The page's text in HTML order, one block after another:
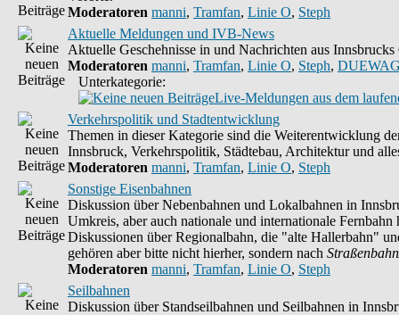
Moderatoren manni, Tramfan, Linie O, Steph
Aktuelle Meldungen und IVB-News
Aktuelle Geschehnisse in und Nachrichten aus
Moderatoren manni, Tramfan, Linie O, Steph,
Unterkategorie:
Live-Meldungen aus dem
Verkehrspolitik und Stadtentwicklung
Themen in dieser Kategorie sind die Weiterentwicklung
Innsbruck, Verkehrspolitik, Städtebau, Architektur und
Moderatoren manni, Tramfan, Linie O, Steph
Sonstige Eisenbahnen
Diskussion über Nebenbahnen und Lokalbahnen in
Umkreis, aber auch nationale und internationale Fernbahn
Diskussionen über Regionalbahn, die "alte Hallerbahn"
gehören aber bitte nicht hierher, sondern nach
Moderatoren manni, Tramfan, Linie O, Steph
Seilbahnen
Diskussion über Standseilbahnen und Seilbahnen in